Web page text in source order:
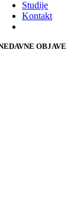
Studije
Kontakt
OBJAVE